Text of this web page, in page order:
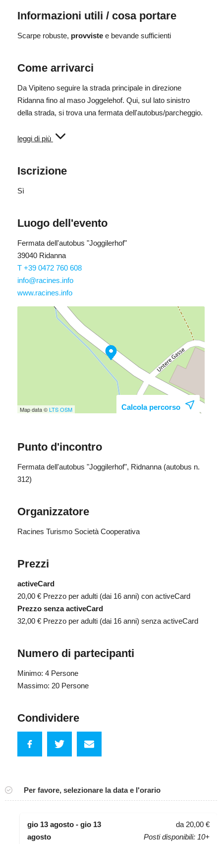
A conclusione dell'esperienza è prevista una
degustazione di specialità selezionate, alla scoperta dei
Un'esperienza speciale che unisce natura, artigianato e
gusto.
Informazioni utili / cosa portare
Scarpe robuste, provviste e bevande sufficienti
Come arrivarci
Da Vipiteno seguire la strada principale in direzione
Ridanna fino al maso Joggelehof. Qui, sul lato sinistro
della strada, si trova una fermata dell'autobus/parcheggio.
Arrivo in autobus: Il punto di partenza è raggiungibile
leggi di più
Iscrizione
Sì
Luogo dell'evento
Fermata dell'autobus "Joggilerhof"
39040 Ridanna
T +39 0472 760 608
info@racines.info
www.racines.info
Map data ©LTSOSM Calcola percorso
Punto d'incontro
Fermata dell'autobus "Joggilerhof", Ridnanna (autobus n.
312)
Organizzatore
Racines Turismo Società Cooperativa
Prezzi
activeCard
20,00 € Prezzo per adulti (dai 16 anni) con activeCard
Prezzo senza activeCard
32,00 € Prezzo per adulti (dai 16 anni) senza activeCard
Numero di partecipanti
Minimo: 4 Persone
Massimo: 20 Persone
Condividere